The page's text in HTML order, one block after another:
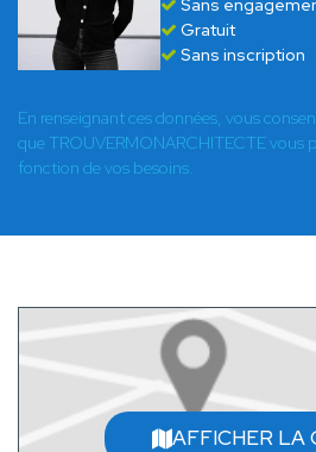
Sans
Gratuit
Sans inscription
En renseignant ces données, vous
que TROUVERMONARCHITECTE vous
fonction de vos besoins.
AFFICHER LA